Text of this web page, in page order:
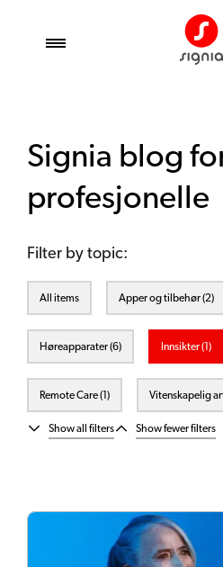
Signia blog
profesjonelle
Filter by topic:
All items Apper og tilbehør (2)
Høreapparater (6) Innsikter (1)
Remote Care (1) Vitenskapelig
Show all filters Show fewer filters